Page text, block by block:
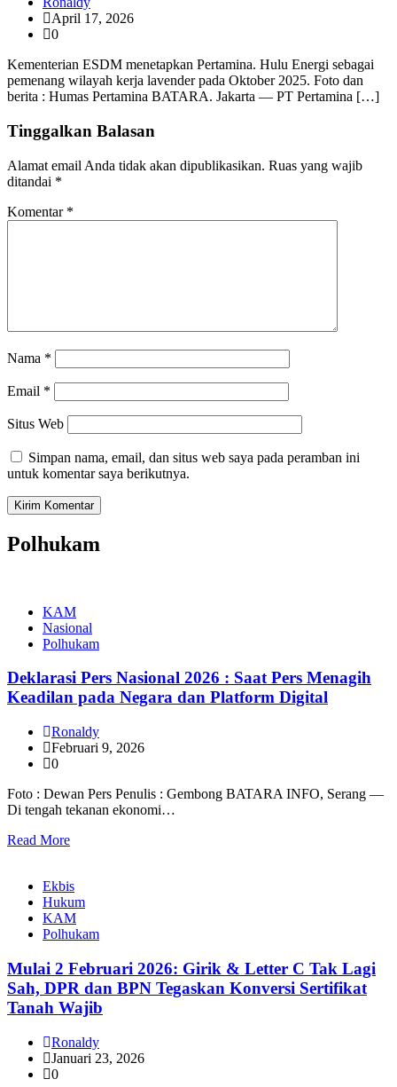
April 17, 2026
0
Kementerian ESDM menetapkan Pertamina. Hulu Energi sebagai
pemenang wilayah kerja lavender pada Oktober 2025. Foto dan
berita : Humas Pertamina BATARA. Jakarta — PT Pertamina […]
Tinggalkan Balasan
Alamat email Anda tidak akan dipublikasikan. Ruas yang wajib
ditandai *
Komentar *
Nama *
Email *
Situs Web
Simpan nama, email, dan situs web saya pada peramban ini
untuk komentar saya berikutnya.
Polhukam
KAM
Nasional
Polhukam
Deklarasi Pers Nasional 2026 : Saat Pers Menagih
Keadilan pada Negara dan Platform Digital
Ronaldy
Februari 9, 2026
0
Foto : Dewan Pers Penulis : Gembong BATARA INFO, Serang —
Di tengah tekanan ekonomi…
Read More
Ekbis
Hukum
KAM
Polhukam
Mulai 2 Februari 2026: Girik & Letter C Tak Lagi
Sah, DPR dan BPN Tegaskan Konversi Sertifikat
Tanah Wajib
Ronaldy
Januari 23, 2026
0